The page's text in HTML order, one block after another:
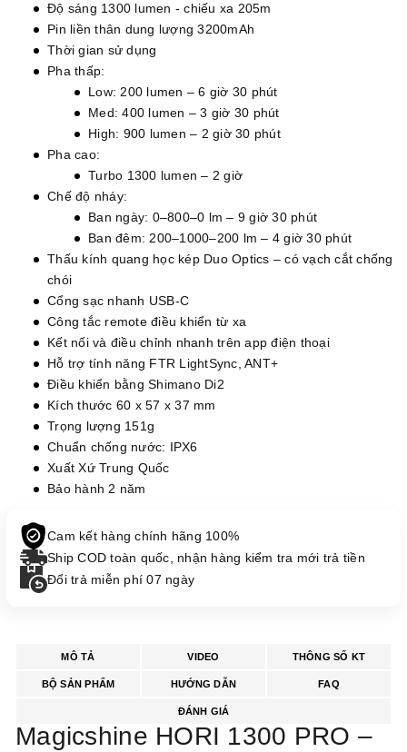
Độ sáng 1300 lumen - chiếu xa 205m
Pin liền thân dung lượng 3200mAh
Thời gian sử dụng
Pha thấp:
Low: 200 lumen – 6 giờ 30 phút
Med: 400 lumen – 3 giờ 30 phút
High: 900 lumen – 2 giờ 30 phút
Pha cao:
Turbo 1300 lumen – 2 giờ
Chế độ nháy:
Ban ngày: 0–800–0 lm – 9 giờ 30 phút
Ban đêm: 200–1000–200 lm – 4 giờ 30 phút
Thấu kính quang học kép Duo Optics – có vạch cắt chống
chói
Cổng sạc nhanh USB-C
Công tắc remote điều khiển từ xa
Kết nối và điều chỉnh nhanh trên app điện thoại
Hỗ trợ tính năng FTR LightSync, ANT+
Điều khiển bằng Shimano Di2
Kích thước 60 x 57 x 37 mm
Trọng lượng 151g
Chuẩn chống nước: IPX6
Xuất Xứ Trung Quốc
Bảo hành 2 năm
Cam kết hàng chính hãng 100%
Ship COD toàn quốc, nhận hàng kiểm tra mới trả tiền
Đổi trả miễn phí 07 ngày
MÔ TẢ VIDEO THÔNG SỐ KT
BỘ SẢN PHẨM HƯỚNG DẪN FAQ
ĐÁNH GIÁ
Magicshine HORI 1300 PRO –